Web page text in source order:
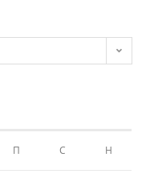
П С Н